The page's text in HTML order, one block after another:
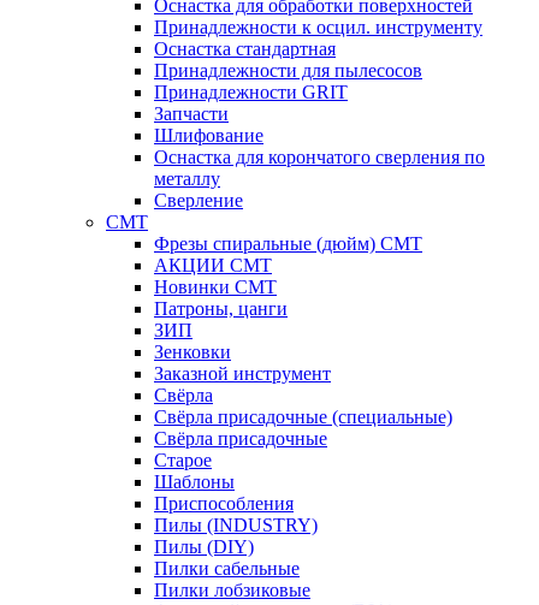
Оснастка для обработки поверхностей
Принадлежности к осцил. инструменту
Оснастка стандартная
Принадлежности для пылесосов
Принадлежности GRIT
Запчасти
Шлифование
Оснастка для корончатого сверления по
металлу
Сверление
CMT
Фрезы спиральные (дюйм) СМТ
АКЦИИ СМТ
Новинки CMT
Патроны, цанги
ЗИП
Зенковки
Заказной инструмент
Свёрла
Свёрла присадочные (специальные)
Свёрла присадочные
Старое
Шаблоны
Приспособления
Пилы (INDUSTRY)
Пилы (DIY)
Пилки сабельные
Пилки лобзиковые